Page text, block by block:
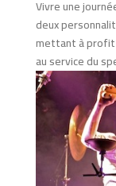
Vivre une
deux
mettant à profit
au service du